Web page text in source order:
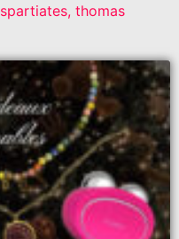
spartiates, thomas